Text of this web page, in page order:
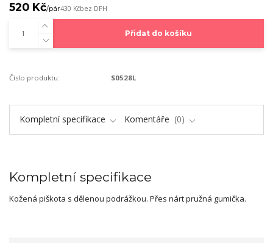
520 Kč/pár430 Kčbez DPH
Přidat do košíku
Číslo produktu: S0528L
Kompletní specifikace Komentáře 0
Kompletní specifikace
Kožená piškota s dělenou podrážkou. Přes nárt pružná gumička.